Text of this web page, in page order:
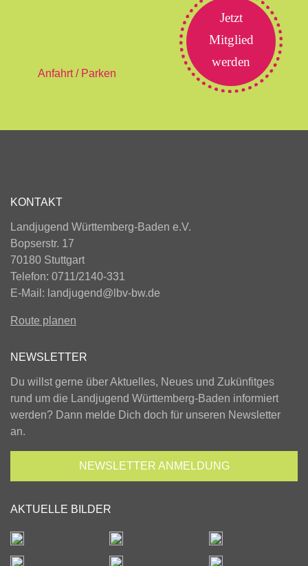
Anfahrt / Parken
Jetzt
Mitglied
werden
KONTAKT
Landjugend Württemberg-Baden e.V.
Bopserstr. 17
70180 Stuttgart
Telefon: 0711/2140-331
E-Mail: landjugend@lbv-bw.de
Route planen
NEWSLETTER
Du willst gerne über Aktuelles, Neues und Zukünfitges
rund um die Landjugend Württemberg-Baden informiert
werden? Dann melde Dich doch für unseren Newsletter
an.
NEWSLETTER ANMELDUNG
AKTUELLE BILDER